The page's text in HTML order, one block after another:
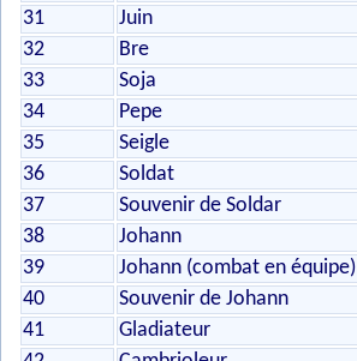
31
Juin
32
Bre
33
Soja
34
Pepe
35
Seigle
36
Soldat
37
Souvenir de Soldar
38
Johann
39
Johann (combat en équipe)
40
Souvenir de Johann
41
Gladiateur